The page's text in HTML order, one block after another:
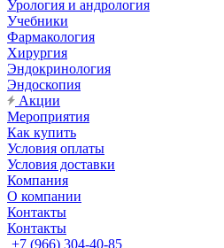
Урология и андрология
Учебники
Фармакология
Хирургия
Эндокринология
Эндоскопия
Акции
Мероприятия
Как купить
Условия оплаты
Условия доставки
Компания
О компании
Контакты
Контакты
+7 (966) 304-40-85